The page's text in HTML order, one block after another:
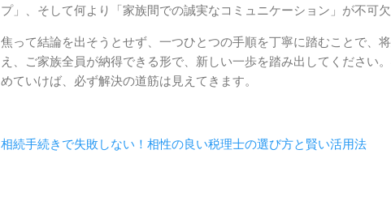
プ」、そして何より「家族間での誠実なコミュニケーション」が不可欠
焦って結論を出そうとせず、一つひとつの手順を丁寧に踏むことで、
え、ご家族全員が納得できる形で、新しい一歩を踏み出してください
めていけば、必ず解決の道筋は見えてきます。
相続手続きで失敗しない！相性の良い税理士の選び方と賢い活用法